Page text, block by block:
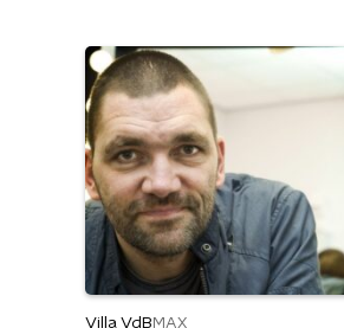
Villa VdB MAX